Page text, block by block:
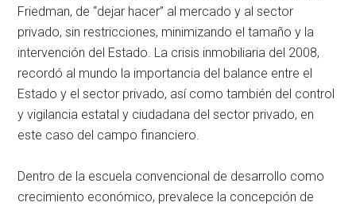
Friedman, de “dejar hacer” al mercado y al sector
privado, sin restricciones, minimizando el tamaño y la
intervención del Estado. La crisis inmobiliaria del 2008,
recordó al mundo la importancia del balance entre el
Estado y el sector privado, así como también del control
y vigilancia estatal y ciudadana del sector privado, en
este caso del campo financiero.
Dentro de la escuela convencional de desarrollo como
crecimiento económico, prevalece la concepción de